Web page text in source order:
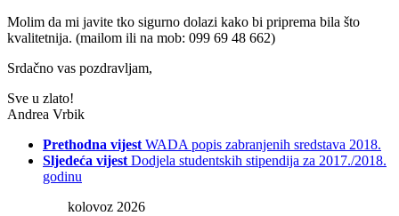
Molim da mi javite tko sigurno dolazi kako bi priprema bila što
kvalitetnija. (mailom ili na mob: 099 69 48 662)
Srdačno vas pozdravljam,
Sve u zlato!
Andrea Vrbik
Prethodna vijest WADA popis zabranjenih sredstava 2018.
Sljedeća vijest Dodjela studentskih stipendija za 2017./2018.
godinu
kolovoz 2026